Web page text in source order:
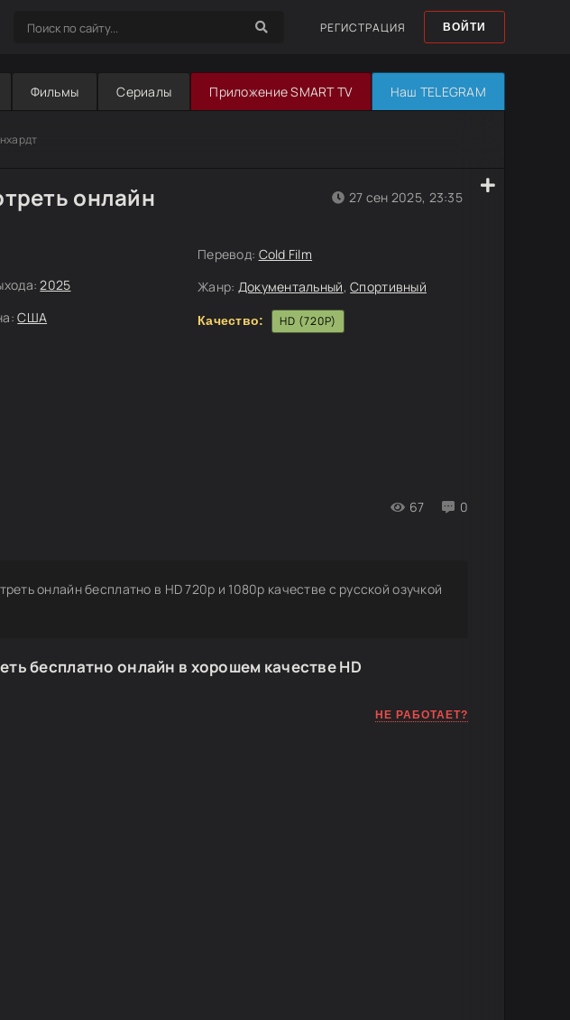
РЕГИСТРАЦИЯ ВОЙТИ
Фильмы Сериалы Приложение SMART TV Наш TELEGRAM
онлайн
2025
США
67 0
27 сен 2025, 23:35
Перевод: Cold Film
Жанр: Документальный,Спортивный
Качество: HD (720P)
онлайн бесплатно в HD 720p и 1080p качестве с русской озучкой
бесплатно онлайн в хорошем качестве HD
НЕ РАБОТАЕТ?